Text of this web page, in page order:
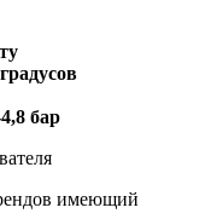
бар
имеющий